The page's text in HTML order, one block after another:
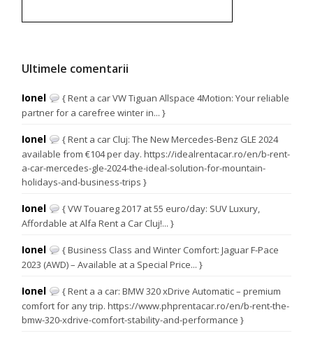
Ultimele comentarii
Ionel
{ Rent a car VW Tiguan Allspace 4Motion: Your reliable
partner for a carefree winter in... }
Ionel
{ Rent a car Cluj: The New Mercedes-Benz GLE 2024
available from €104 per day. https://idealrentacar.ro/en/b-rent-
a-car-mercedes-gle-2024-the-ideal-solution-for-mountain-
holidays-and-business-trips }
Ionel
{ VW Touareg 2017 at 55 euro/day: SUV Luxury,
Affordable at Alfa Rent a Car Cluj!... }
Ionel
{ Business Class and Winter Comfort: Jaguar F-Pace
2023 (AWD) – Available at a Special Price... }
Ionel
{ Rent a a car: BMW 320 xDrive Automatic – premium
comfort for any trip. https://www.phprentacar.ro/en/b-rent-the-
bmw-320-xdrive-comfort-stability-and-performance }